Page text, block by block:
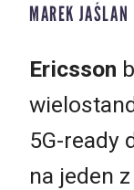
MAREK JAŚLAN
Ericsson
5G-ready
na jeden